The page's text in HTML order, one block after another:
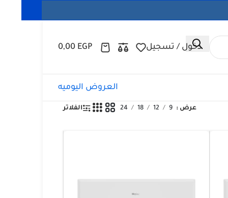
دخول / تسجيل 0,00 EGP
العروض اليوميه
عرض 9
12
18
24 الفلاتر